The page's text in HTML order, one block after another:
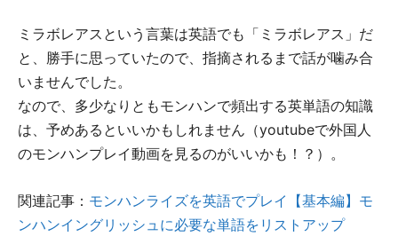
ミラボレアスという言葉は英語でも「ミラボレアス」だ
と、勝手に思っていたので、指摘されるまで話が噛み合
いませんでした。
なので、多少なりともモンハンで頻出する英単語の知識
は、予めあるといいかもしれません（youtubeで外国人
のモンハンプレイ動画を見るのがいいかも！？）。
関連記事： モンハンライズを英語でプレイ【基本編】モ
ンハンイングリッシュに必要な単語をリストアップ